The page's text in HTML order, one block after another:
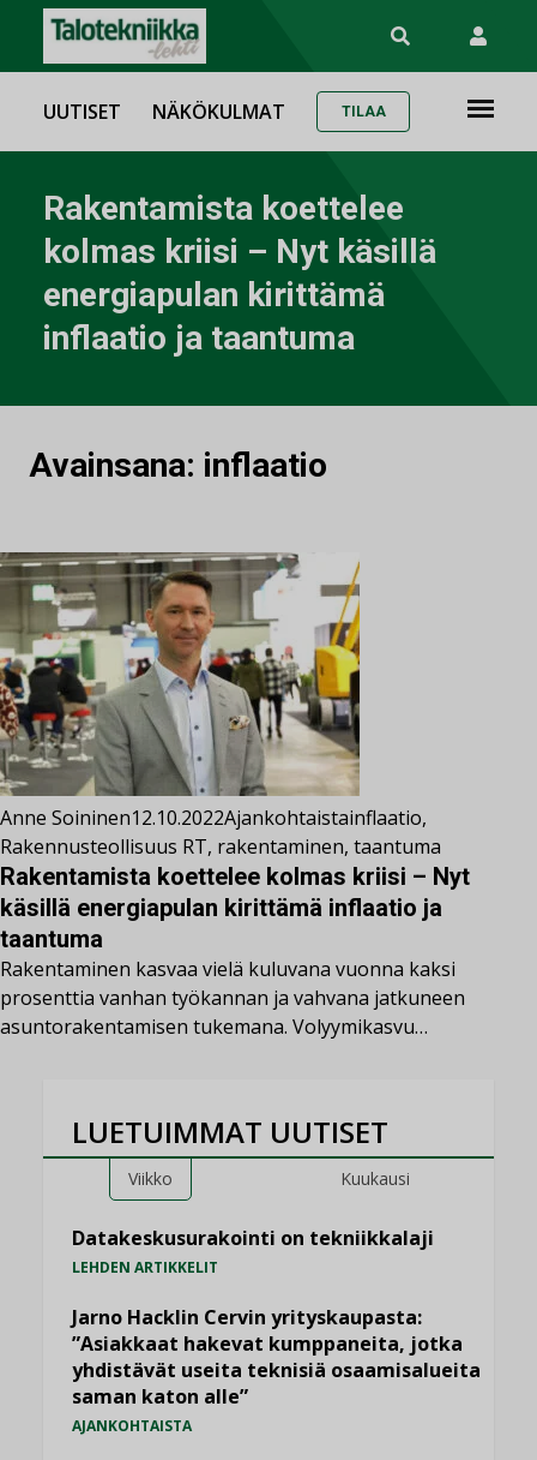
UUTISET NÄKÖKULMAT TILAA
Rakentamista koettelee
kolmas kriisi – Nyt käsillä
energiapulan kirittämä
inflaatio ja taantuma
Avainsana: inflaatio
Anne Soininen12.10.2022Ajankohtaistainflaatio,
Rakennusteollisuus RT, rakentaminen, taantuma
Rakentamista koettelee kolmas kriisi – Nyt
käsillä energiapulan kirittämä inflaatio ja
taantuma
Rakentaminen kasvaa vielä kuluvana vuonna kaksi
prosenttia vanhan työkannan ja vahvana jatkuneen
asuntorakentamisen tukemana. Volyymikasvu…
LUETUIMMAT UUTISET
Viikko Kuukausi
Datakeskusurakointi on tekniikkalaji
LEHDEN ARTIKKELIT
Jarno Hacklin Cervin yrityskaupasta:
”Asiakkaat hakevat kumppaneita, jotka
yhdistävät useita teknisiä osaamisalueita
saman katon alle”
AJANKOHTAISTA